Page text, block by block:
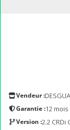
Vendeur :
Garantie :12 mois
Version :2.2 CRDi